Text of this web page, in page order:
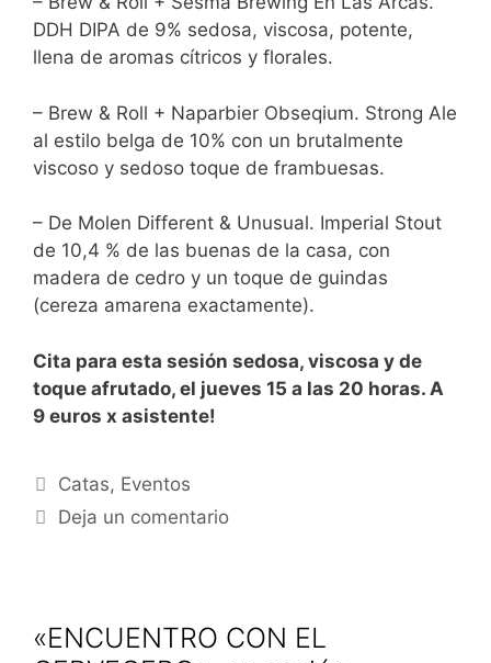
DDH DIPA de 9% sedosa, viscosa, potente,
llena de aromas cítricos y florales.
– Brew & Roll + Naparbier Obseqium. Strong Ale
al estilo belga de 10% con un brutalmente
viscoso y sedoso toque de frambuesas.
– De Molen Different & Unusual. Imperial Stout
de 10,4 % de las buenas de la casa, con
madera de cedro y un toque de guindas
(cereza amarena exactamente).
Cita para esta sesión sedosa, viscosa y de
toque afrutado, el jueves 15 a las 20 horas. A
9 euros x asistente!
Categorías
Catas, Eventos
Deja un comentario
«ENCUENTRO CON EL